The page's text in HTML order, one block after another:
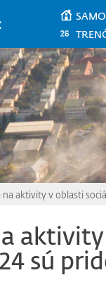
na aktivity v oblasti
sú